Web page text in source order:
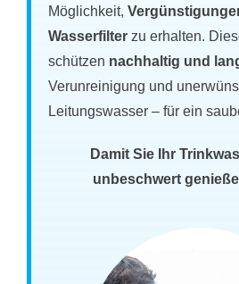
Möglichkeit,
Wasserfilter zu erhalten.
schützen nachhaltig und
Verunreinigung und
Leitungswasser – für ein
Damit Sie Ihr
unbeschwert